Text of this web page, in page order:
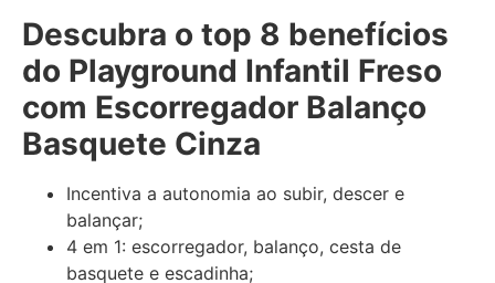
Descubra o top 8 benefícios
do Playground Infantil Freso
com Escorregador Balanço
Basquete Cinza
Incentiva a autonomia ao subir, descer e
balançar;
4 em 1: escorregador, balanço, cesta de
basquete e escadinha;